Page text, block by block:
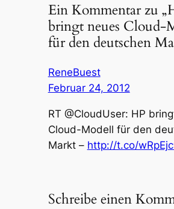
Ein Kommentar zu
bringt neues Cloud-
für den deutschen
ReneBuest
Februar 24, 2012
RT @CloudUser: HP
Cloud-Modell für den
Markt – http://t.co/
Schreibe einen